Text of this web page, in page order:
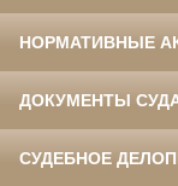
НОРМАТИВНЫЕ
ДОКУМЕНТЫ
СУДЕБНОЕ